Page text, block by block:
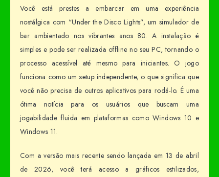
Você está prestes a embarcar em uma experiência
nostálgica com “Under the Disco Lights”, um simulador de
bar ambientado nos vibrantes anos 80. A instalação é
simples e pode ser realizada offline no seu PC, tornando o
processo acessível até mesmo para iniciantes. O jogo
funciona como um setup independente, o que significa que
você não precisa de outros aplicativos para rodá-lo. É uma
ótima notícia para os usuários que buscam uma
jogabilidade fluida em plataformas como Windows 10 e
Windows 11.
Com a versão mais recente sendo lançada em 13 de abril
de 2026, você terá acesso a gráficos estilizados,